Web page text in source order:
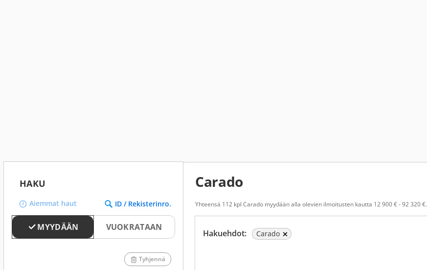
HAKU
Aiemmat haut ID / Rekisterinro.
MYYDÄÄN VUOKRATAAN
Tyhjennä
Carado
Yhteensä 112 kpl Carado myydään alla olevien ilmoitusten kautta 12 900 € - 92 320 €.
Hakuehdot: Carado